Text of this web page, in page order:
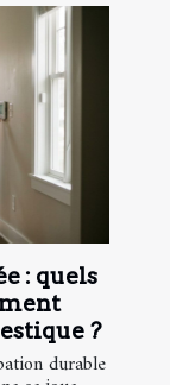
: quels
?
durable